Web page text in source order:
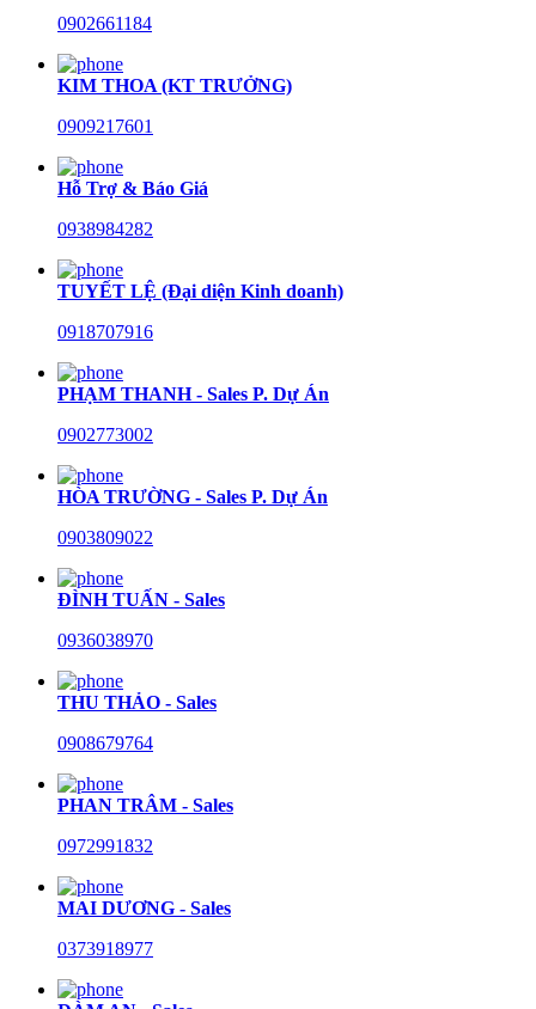
0902661184
KIM THOA (KT TRƯỞNG)
0909217601
Hỗ Trợ & Báo Giá
0938984282
TUYẾT LỆ (Đại diện Kinh doanh)
0918707916
PHẠM THANH - Sales P. Dự Án
0902773002
HÒA TRƯỜNG - Sales P. Dự Án
0903809022
ĐÌNH TUẤN - Sales
0936038970
THU THẢO - Sales
0908679764
PHAN TRÂM - Sales
0972991832
MAI DƯƠNG - Sales
0373918977